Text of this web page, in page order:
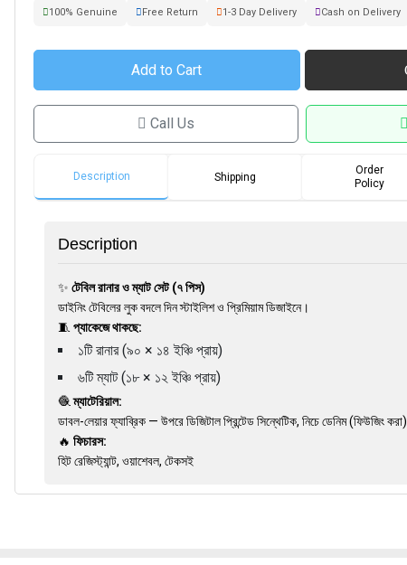
100% Genuine Free Return 1-3 Day Delivery Cash on Delivery
Call Us
Description Shipping
Order
Policy
Description
✨ টেবিল রানার ও ম্যাট সেট (৭ পিস)
ডাইনিং টেবিলের লুক বদলে দিন স্টাইলিশ ও প্রিমিয়াম ডিজাইনে।
🧵 প্যাকেজে থাকছে:
১টি রানার (৯০ × ১৪ ইঞ্চি প্রায়)
৬টি ম্যাট (১৮ × ১২ ইঞ্চি প্রায়)
🧶ম্যাটেরিয়াল:
ডাবল-লেয়ার ফ্যাব্রিক — উপরে ডিজিটাল প্রিন্টেড সিন্থেটিক, নিচে ডেনিম (ফিউজিং করা)
🔥 ফিচারস:
হিট রেজিস্ট্যান্ট, ওয়াশেবল, টেকসই